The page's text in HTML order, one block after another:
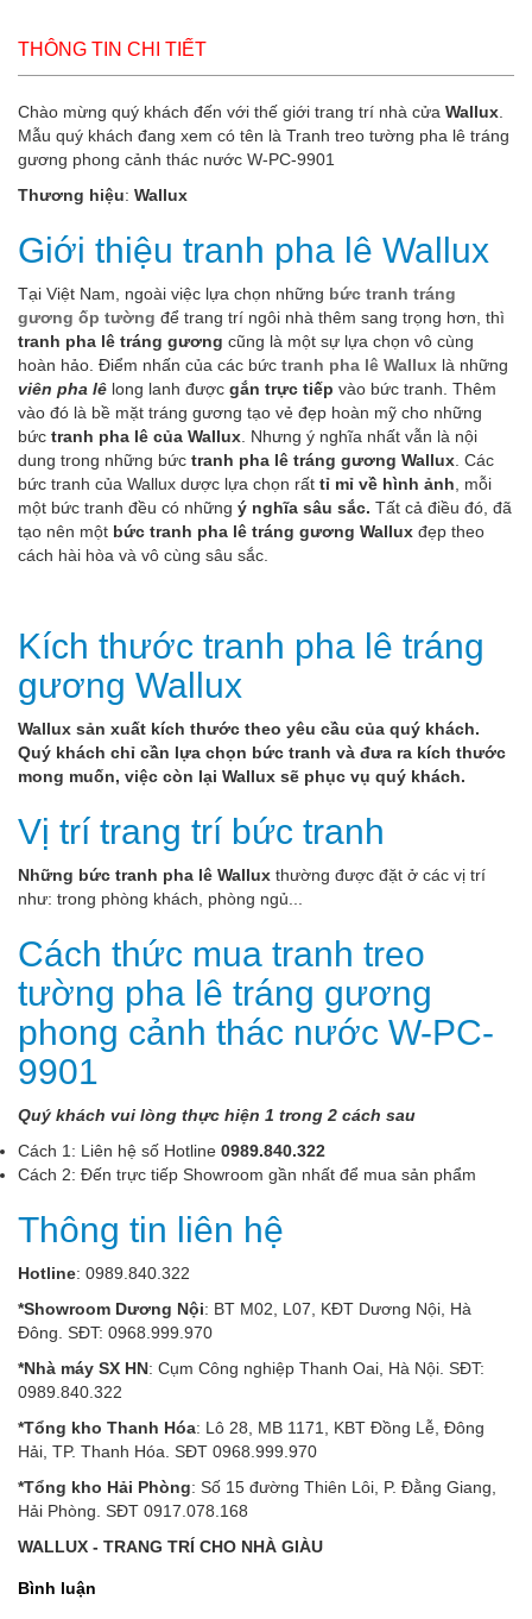
THÔNG TIN CHI TIẾT
Chào mừng quý khách đến với thế giới trang trí nhà cửa Wallux
Mẫu quý khách đang xem có tên là Tranh treo tường pha lê tráng
gương phong cảnh thác nước W-PC-9901
Thương hiệu: Wallux
Giới thiệu tranh pha lê Wallux
Tại Việt Nam, ngoài việc lựa chọn những bức tranh tráng
gương ốp tường để trang trí ngôi nhà thêm sang trọng hơn, thì
tranh pha lê tráng gương cũng là một sự lựa chọn vô cùng
hoàn hảo. Điểm nhấn của các bức tranh pha lê Wallux là những
viên pha lê long lanh được gắn trực tiếp vào bức tranh. Thêm
vào đó là bề mặt tráng gương tạo vẻ đẹp hoàn mỹ cho những
bức tranh pha lê của Wallux . Nhưng ý nghĩa nhất vẫn là nội
dung trong những bức tranh pha lê tráng gương Wallux . Các
bức tranh của Wallux dược lựa chọn rất tỉ mỉ về hình ảnh , mỗi
một bức tranh đều có những ý nghĩa sâu sắc. Tất cả điều đó, đã
tạo nên một bức tranh pha lê tráng gương Wallux đẹp theo
cách hài hòa và vô cùng sâu sắc.
Kích thước tranh pha lê tráng
gương Wallux
Wallux sản xuất kích thước theo yêu cầu của quý khách.
Quý khách chỉ cần lựa chọn bức tranh và đưa ra kích thước
mong muốn, việc còn lại Wallux sẽ phục vụ quý khách.
Vị trí trang trí bức tranh
Những bức tranh pha lê Wallux thường được đặt ở các vị trí
như: trong phòng khách, phòng ngủ...
Cách thức mua tranh treo
tường pha lê tráng gương
phong cảnh thác nước W-PC-
9901
Quý khách vui lòng thực hiện 1 trong 2 cách sau
Cách 1: Liên hệ số Hotline 0989.840.322
Cách 2: Đến trực tiếp Showroom gần nhất để mua sản phẩm
Thông tin liên hệ
Hotline: 0989.840.322
*Showroom Dương Nội: BT M02, L07, KĐT Dương Nội, Hà
Đông. SĐT: 0968.999.970
*Nhà máy SX HN: Cụm Công nghiệp Thanh Oai, Hà Nội. SĐT:
0989.840.322
*Tổng kho Thanh Hóa: Lô 28, MB 1171, KBT Đồng Lễ, Đông
Hải, TP. Thanh Hóa. SĐT 0968.999.970
*Tổng kho Hải Phòng: Số 15 đường Thiên Lôi, P. Đằng Giang,
Hải Phòng. SĐT 0917.078.168
WALLUX - TRANG TRÍ CHO NHÀ GIÀU
Bình luận